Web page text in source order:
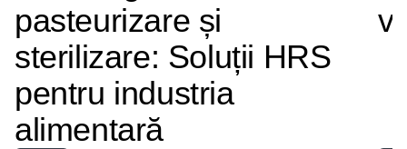
pasteurizare și
sterilizare: Soluții HRS
pentru industria
alimentară